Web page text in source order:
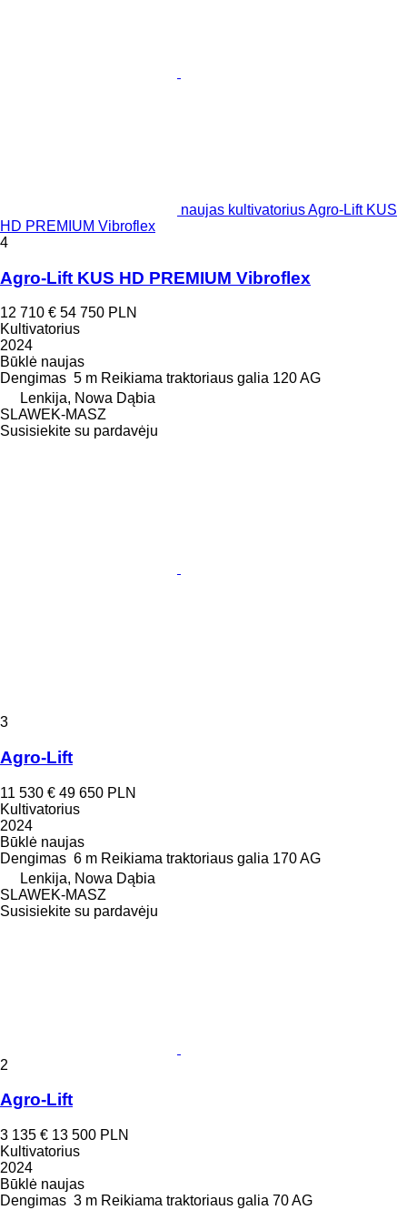
naujas kultivatorius Agro-Lift KUS
HD PREMIUM Vibroflex
4
Agro-Lift KUS HD PREMIUM Vibroflex
12 710 € 54 750 PLN
Kultivatorius
2024
Būklė naujas
Dengimas 5 m Reikiama traktoriaus galia 120 AG
Lenkija, Nowa Dąbia
SLAWEK-MASZ
Susisiekite su pardavėju
3
Agro-Lift
11 530 € 49 650 PLN
Kultivatorius
2024
Būklė naujas
Dengimas 6 m Reikiama traktoriaus galia 170 AG
Lenkija, Nowa Dąbia
SLAWEK-MASZ
Susisiekite su pardavėju
2
Agro-Lift
3 135 € 13 500 PLN
Kultivatorius
2024
Būklė naujas
Dengimas 3 m Reikiama traktoriaus galia 70 AG